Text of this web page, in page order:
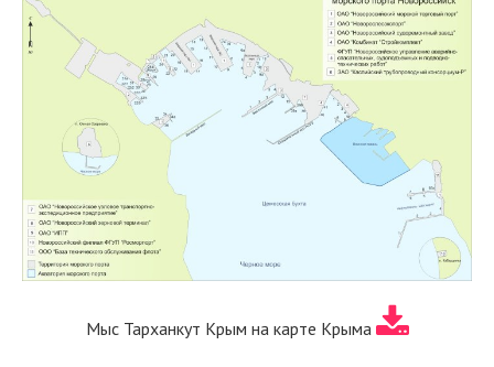
Мыс Тарханкут Крым на карте Крыма